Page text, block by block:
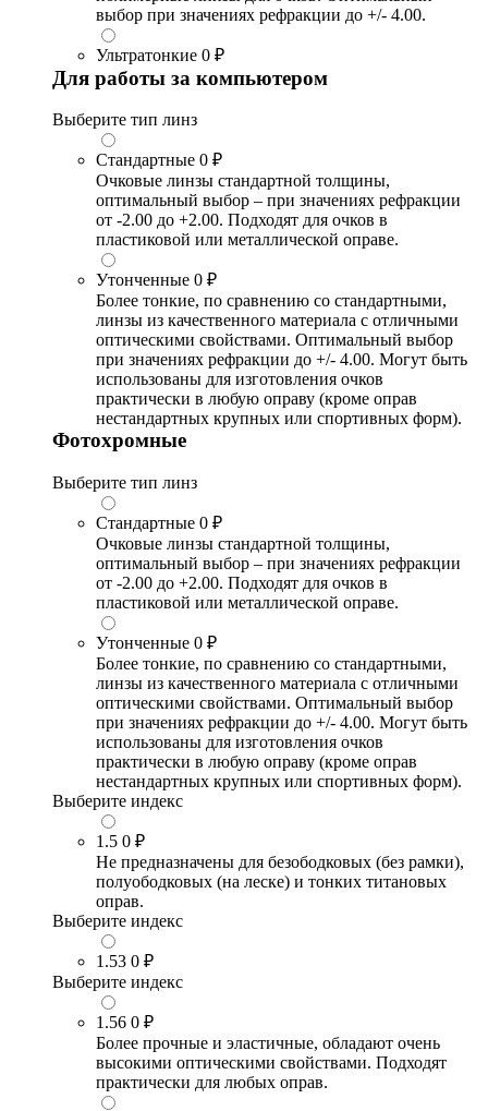
выбор при значениях рефракции до +/- 4.00.
Ультратонкие 0 ₽
Для работы за компьютером
Выберите тип линз
Стандартные 0 ₽
Очковые линзы стандартной толщины,
оптимальный выбор – при значениях рефракции
от -2.00 до +2.00. Подходят для очков в
пластиковой или металлической оправе.
Утонченные 0 ₽
Более тонкие, по сравнению со стандартными,
линзы из качественного материала с отличными
оптическими свойствами. Оптимальный выбор
при значениях рефракции до +/- 4.00. Могут быть
использованы для изготовления очков
практически в любую оправу (кроме оправ
нестандартных крупных или спортивных форм).
Фотохромные
Выберите тип линз
Стандартные 0 ₽
Очковые линзы стандартной толщины,
оптимальный выбор – при значениях рефракции
от -2.00 до +2.00. Подходят для очков в
пластиковой или металлической оправе.
Утонченные 0 ₽
Более тонкие, по сравнению со стандартными,
линзы из качественного материала с отличными
оптическими свойствами. Оптимальный выбор
при значениях рефракции до +/- 4.00. Могут быть
использованы для изготовления очков
практически в любую оправу (кроме оправ
нестандартных крупных или спортивных форм).
Выберите индекс
1.5 0 ₽
Не предназначены для безободковых (без рамки),
полуободковых (на леске) и тонких титановых
оправ.
Выберите индекс
1.53 0 ₽
Выберите индекс
1.56 0 ₽
Более прочные и эластичные, обладают очень
высокими оптическими свойствами. Подходят
практически для любых оправ.